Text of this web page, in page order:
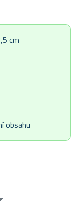
cm
obsahu